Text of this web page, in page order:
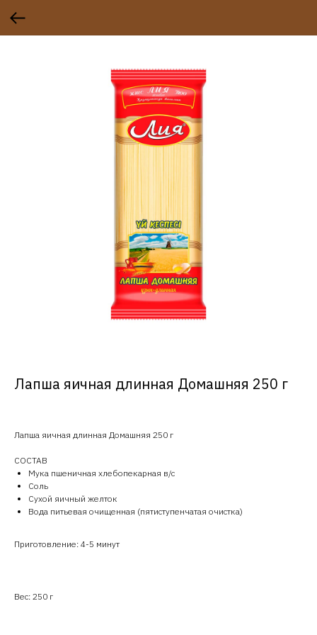
Лапша яичная длинная Домашняя 250 г
Лапша яичная длинная Домашняя 250 г
СОСТАВ
Мука пшеничная хлебопекарная в/с
Соль
Сухой яичный желток
Вода питьевая очищенная (пятиступенчатая очистка)
Приготовление: 4-5 минут
Вес: 250 г